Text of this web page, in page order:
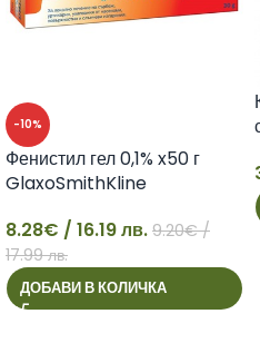
-10%
8
Фенистил гел 0,1% x50 г
GlaxoSmithKline
8.28€ / 16.19 лв. 9.20€/
17.99 лв.
ДОБАВИ В КОЛИЧКА